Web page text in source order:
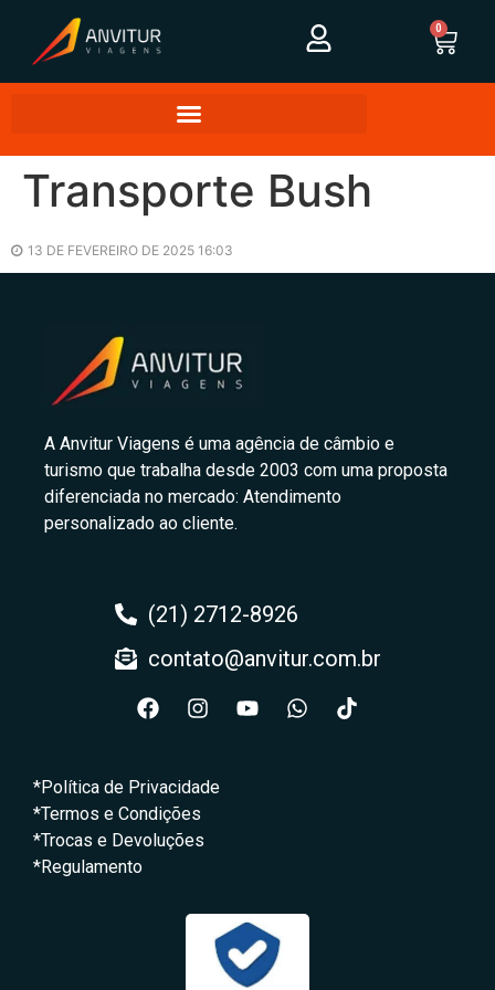
0
Transporte Bush
13 DE FEVEREIRO DE 2025 16:03
A Anvitur Viagens é uma agência de câmbio e
turismo que trabalha desde 2003 com uma proposta
diferenciada no mercado: Atendimento
personalizado ao cliente.
(21) 2712-8926
contato@anvitur.com.br
*Política de Privacidade
*Termos e Condições
*Trocas e Devoluções
*Regulamento